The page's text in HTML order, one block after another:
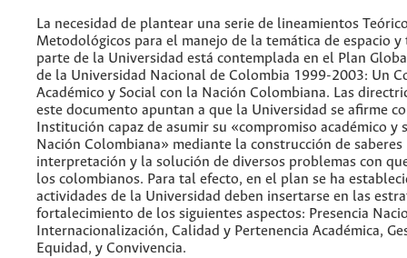
La necesidad de plantear una serie de lineamientos
Metodológicos para el manejo de la temática de espacio
parte de la Universidad está contemplada en el Plan
de la Universidad Nacional de Colombia 1999-2003: Un
Académico y Social con la Nación Colombiana. Las
este documento apuntan a que la Universidad se afirme
Institución capaz de asumir su «compromiso académico y
Nación Colombiana» mediante la construcción de
interpretación y la solución de diversos problemas con
los colombianos. Para tal efecto, en el plan se ha
actividades de la Universidad deben insertarse en las
fortalecimiento de los siguientes aspectos: Presencia
Internacionalización, Calidad y Pertenencia Académica,
Equidad, y Convivencia.